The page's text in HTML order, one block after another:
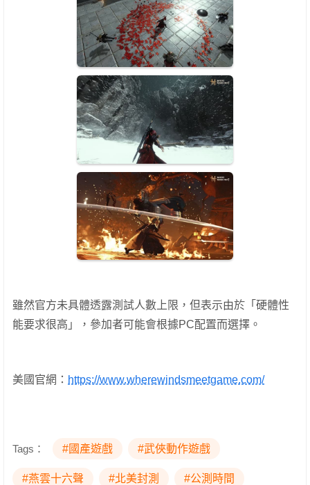
雖然官方未具體透露測試人數上限，但表示由於「硬體性
能要求很高」，參加者可能會根據PC配置而選擇。
美國官網： https://www.wherewindsmeetgame.com/
Tags： #國產遊戲 #武俠動作遊戲
#燕雲十六聲 #北美封測 #公測時間